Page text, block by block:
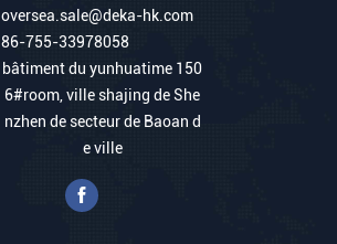
oversea.sale@deka-hk.com
86-755-33978058
bâtiment du yunhuatime 150
6#room, ville shajing de She
nzhen de secteur de Baoan d
e ville